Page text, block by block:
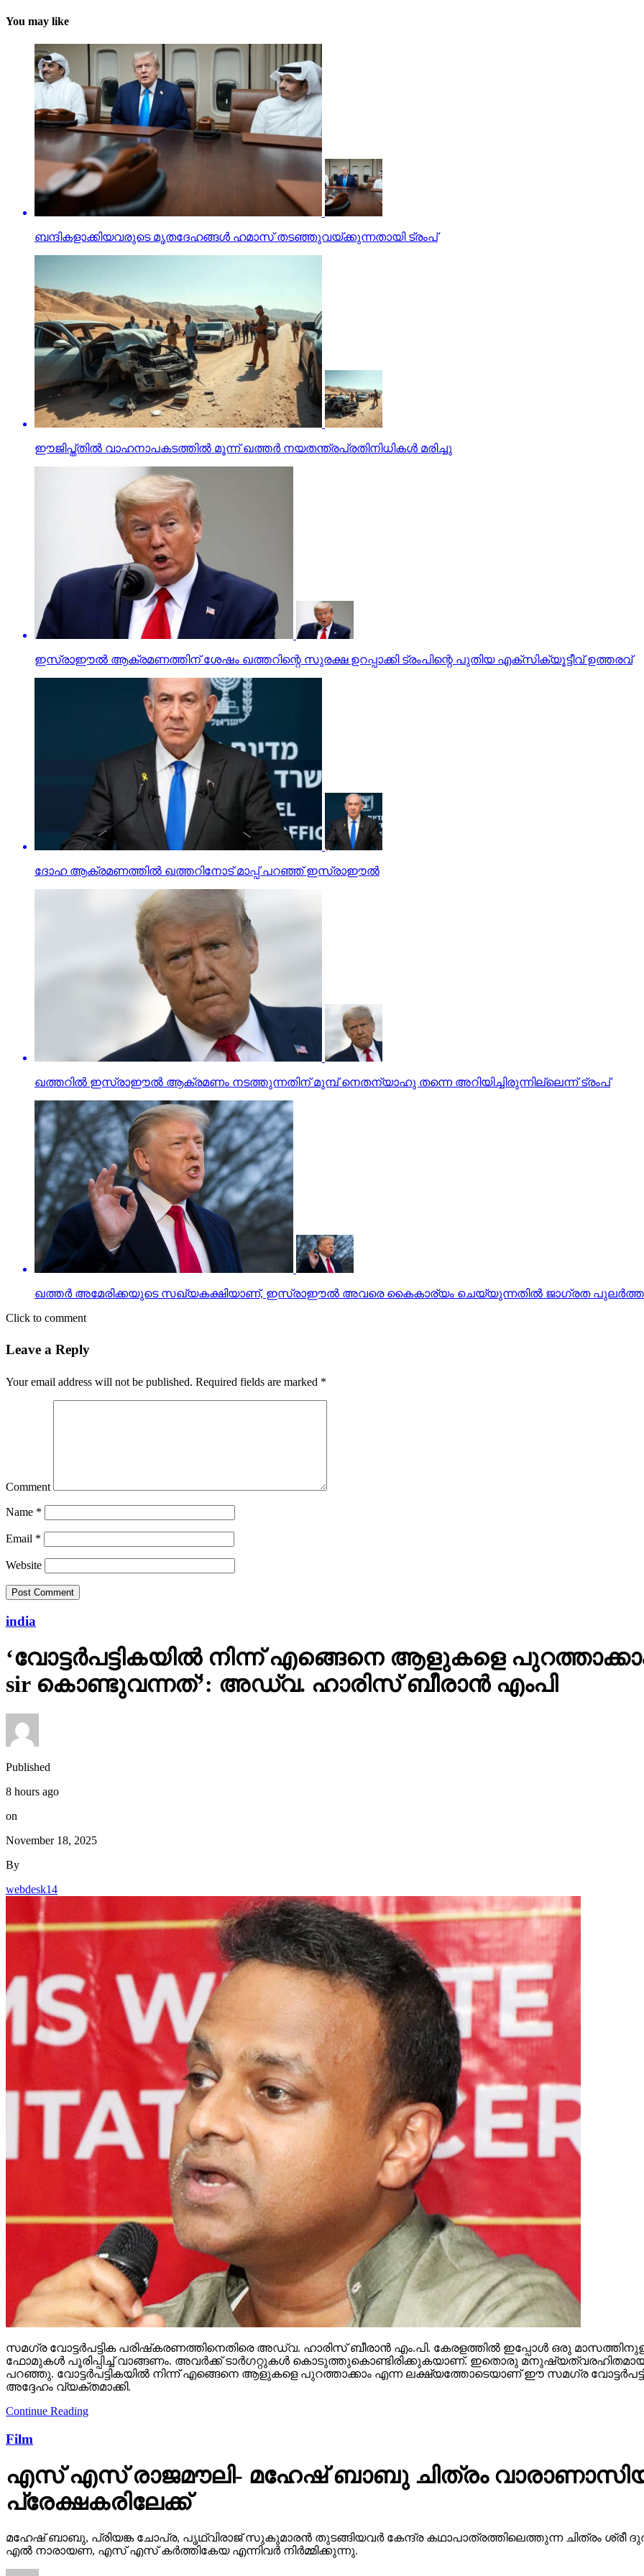
You may like
ബന്ദികളാക്കിയവരുടെ മൃതദേഹങ്ങള്‍ ഹമാസ് തടഞ്ഞുവയ്ക്കുന്നതായി ട്രംപ്
ഈജിപ്ത്തില്‍ വാഹനാപകടത്തില്‍ മൂന്ന് ഖത്തര്‍ നയതന്ത്രപ്രതിനിധികള്‍ മരിച്ചു
ഇസ്രാഈല്‍ ആക്രമണത്തിന് ശേഷം ഖത്തറിന്റെ സുരക്ഷ ഉറപ്പാക്കി ട്രംപിന്റെ പുതിയ എക്‌സിക്യൂട്ടീവ് ഉത്തരവ്
ദോഹ ആക്രമണത്തില്‍ ഖത്തറിനോട് മാപ്പ് പറഞ്ഞ് ഇസ്രാഈല്‍
ഖത്തറില്‍ ഇസ്രാഈല്‍ ആക്രമണം നടത്തുന്നതിന് മുമ്പ് നെതന്യാഹു തന്നെ അറിയിച്ചിരുന്നില്ലെന്ന് ട്രംപ്
ഖത്തര്‍ അമേരിക്കയുടെ സഖ്യകക്ഷിയാണ്, ഇസ്രാഈല്‍ അവരെ കൈകാര്യം ചെയ്യുന്നതില്‍ ജാഗ്രത
Click to comment
Leave a Reply
Your email address will not be published. Required fields are marked *
Comment
Name *
Email *
Website
india
‘വോട്ടര്‍പട്ടികയില്‍ നിന്ന് എങ്ങെനെ ആളുകളെ
sir കൊണ്ടുവന്നത്’: അഡ്വ. ഹാരിസ് ബീരാൻ എംപി
Published
8 hours ago
on
November 18, 2025
By
webdesk14
സമഗ്ര വോട്ടര്‍പട്ടിക പരിഷ്‌കരണത്തിനെതിരെ അഡ്വ. ഹാരിസ് ബീരാന്‍ എം.പി. കേരളത്തില്‍ ഇപ്പോള്‍ ഒരു
ഫോമുകള്‍ പൂരിപ്പിച്ച് വാങ്ങണം. അവര്‍ക്ക് ടാര്‍ഗറ്റുകള്‍ കൊടുത്തുകൊണ്ടിരിക്കുകയാണ്. ഇതൊരു മനുഷ്യത്വരഹിതമായ
പറഞ്ഞു. വോട്ടര്‍പട്ടികയില്‍ നിന്ന് എങ്ങെനെ ആളുകളെ പുറത്താക്കാം എന്ന ലക്ഷ്യത്തോടെയാണ് ഈ സമഗ്ര
അദ്ദേഹം വ്യക്തമാക്കി.
Continue Reading
Film
എസ് എസ് രാജമൗലി- മഹേഷ് ബാബു ചിത്രം
പ്രേക്ഷകരിലേക്ക്
മഹേഷ് ബാബു, പ്രിയങ്ക ചോപ്ര, പൃഥ്വിരാജ് സുകുമാരൻ തുടങ്ങിയവർ കേന്ദ്ര കഥാപാത്രത്തിലെത്തുന്ന ചിത്രം
എൽ നാരായണ, എസ് എസ് കർത്തികേയ എന്നിവർ നിർമ്മിക്കുന്നു.